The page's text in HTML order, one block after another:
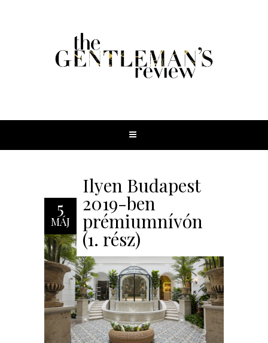
5
MÁJ
Ilyen Budapest
2019-ben
prémiumnívón
(1. rész)